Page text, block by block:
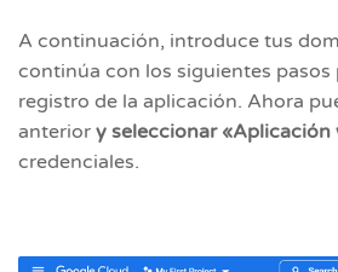
A continuación, introduce tus
continúa con los siguientes pasos
registro de la aplicación. Ahora
anterior y seleccionar «Aplicación
credenciales.